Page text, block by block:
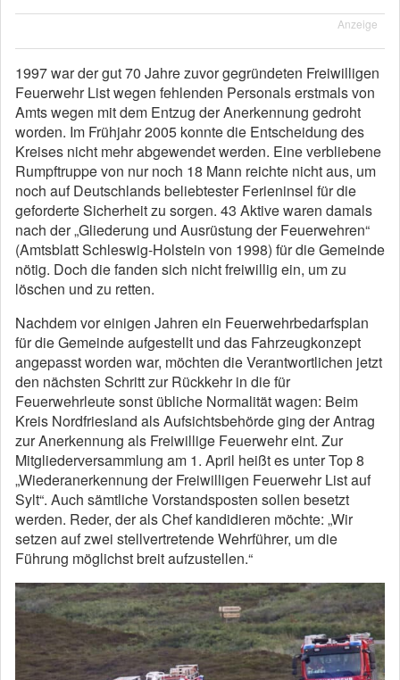
Anzeige
1997 war der gut 70 Jahre zuvor gegründeten Freiwilligen
Feuerwehr List wegen fehlenden Personals erstmals von
Amts wegen mit dem Entzug der Anerkennung gedroht
worden. Im Frühjahr 2005 konnte die Entscheidung des
Kreises nicht mehr abgewendet werden. Eine verbliebene
Rumpftruppe von nur noch 18 Mann reichte nicht aus, um
noch auf Deutschlands beliebtester Ferieninsel für die
geforderte Sicherheit zu sorgen. 43 Aktive waren damals
nach der „Gliederung und Ausrüstung der Feuerwehren“
(Amtsblatt Schleswig-Holstein von 1998) für die Gemeinde
nötig. Doch die fanden sich nicht freiwillig ein, um zu
löschen und zu retten.
Nachdem vor einigen Jahren ein Feuerwehrbedarfsplan
für die Gemeinde aufgestellt und das Fahrzeugkonzept
angepasst worden war, möchten die Verantwortlichen jetzt
den nächsten Schritt zur Rückkehr in die für
Feuerwehrleute sonst übliche Normalität wagen: Beim
Kreis Nordfriesland als Aufsichtsbehörde ging der Antrag
zur Anerkennung als Freiwillige Feuerwehr eint. Zur
Mitgliederversammlung am 1. April heißt es unter Top 8
„Wiederanerkennung der Freiwilligen Feuerwehr List auf
Sylt“. Auch sämtliche Vorstandsposten sollen besetzt
werden. Reder, der als Chef kandidieren möchte: „Wir
setzen auf zwei stellvertretende Wehrführer, um die
Führung möglichst breit aufzustellen.“